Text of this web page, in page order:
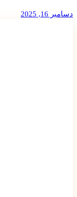
دسامبر 16, 2025